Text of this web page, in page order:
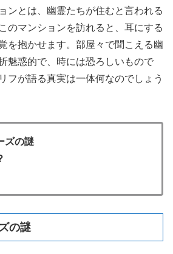
ンとは、幽霊たちが住むと言われる
のマンションを訪れると、耳にする
を抱かせます。部屋々で聞こえる幽
魅惑的で、時には恐ろしいもので
フが語る真実は一体何なのでしょう
ズの謎
の謎